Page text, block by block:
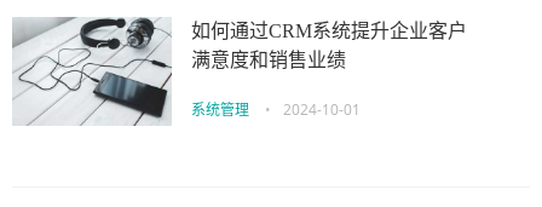
如何通过CRM系统提升企业客户
满意度和销售业绩
系统管理 • 2024-10-01